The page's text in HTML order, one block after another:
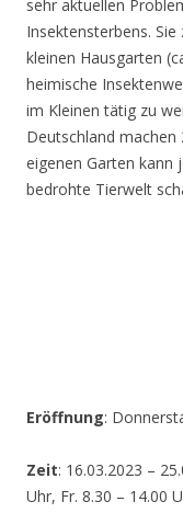
sehr aktuellen
Insektensterbens.
kleinen Hausgarten
heimische
im Kleinen tätig zu
Deutschland machen
eigenen Garten kann
bedrohte Tierwelt
Eröffnung:
Zeit: 16.03.2023 –
Uhr, Fr. 8.30 – 14.00